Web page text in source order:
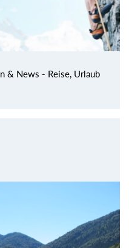
& News - Reise, Urlaub